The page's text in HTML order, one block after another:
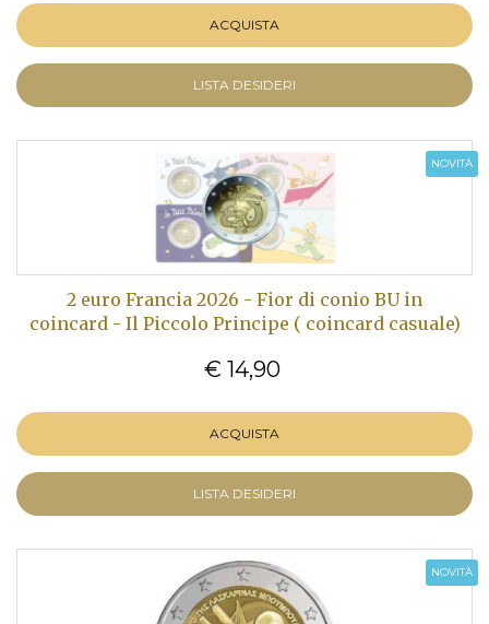
ACQUISTA
LISTA DESIDERI
NOVITÀ
2 euro Francia 2026 - Fior di conio BU in
coincard - Il Piccolo Principe ( coincard casuale)
€ 14,90
ACQUISTA
LISTA DESIDERI
NOVITÀ